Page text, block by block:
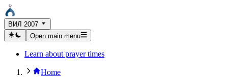
ВИЛ 2007
Open main menu
Learn about prayer times
Home